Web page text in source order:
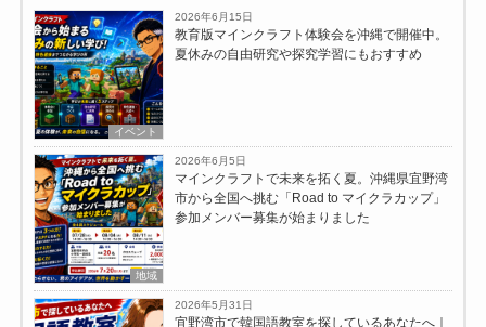
イベント
2026年6月15日
教育版マインクラフト体験会を沖縄で開催中。
夏休みの自由研究や探究学習にもおすすめ
地域
2026年6月5日
マインクラフトで未来を拓く夏。沖縄県宜野湾
市から全国へ挑む「Road to マイクラカップ」
参加メンバー募集が始まりました
2026年5月31日
宜野湾市で韓国語教室を探しているあなたへ｜